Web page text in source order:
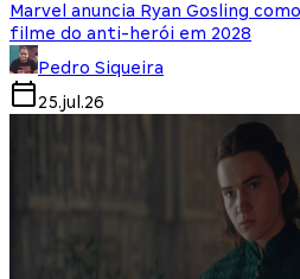
Marvel anuncia Ryan Gosling
filme do anti-herói em 2028
Pedro Siqueira
25.jul.26